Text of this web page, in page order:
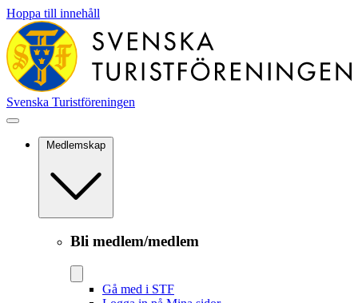
Hoppa till innehåll
Svenska Turistföreningen
Medlemskap
Bli medlem/medlem
Gå med i STF